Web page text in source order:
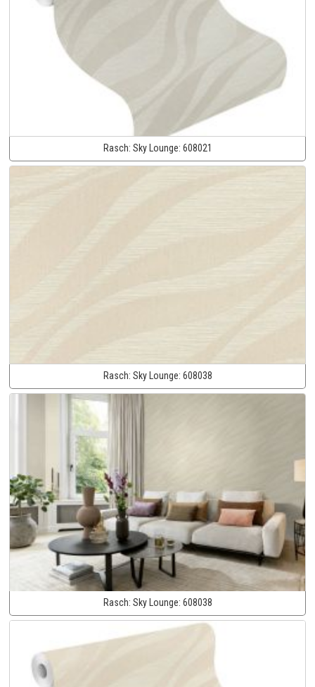
Rasch: Sky Lounge: 608021
Rasch: Sky Lounge: 608038
Rasch: Sky Lounge: 608038